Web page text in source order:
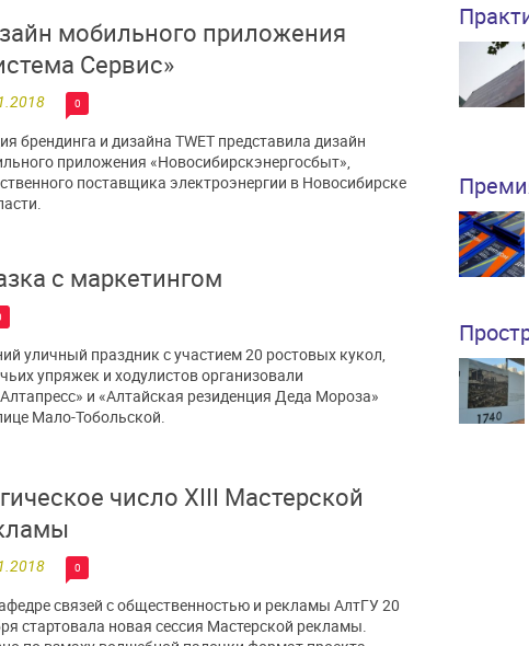
мобильного приложения
Сервис»
0
брендинга и дизайна TWET представила дизайн
приложения «Новосибирскэнергосбыт»,
поставщика электроэнергии в Новосибирске
с маркетингом
уличный праздник с участием 20 ростовых кукол,
упряжек и ходулистов организовали
и «Алтайская резиденция Деда Мороза»
Мало-Тобольской.
число XIII Мастерской
0
связей с общественностью и рекламы АлтГУ 20
стартовала новая сессия Мастерской рекламы.